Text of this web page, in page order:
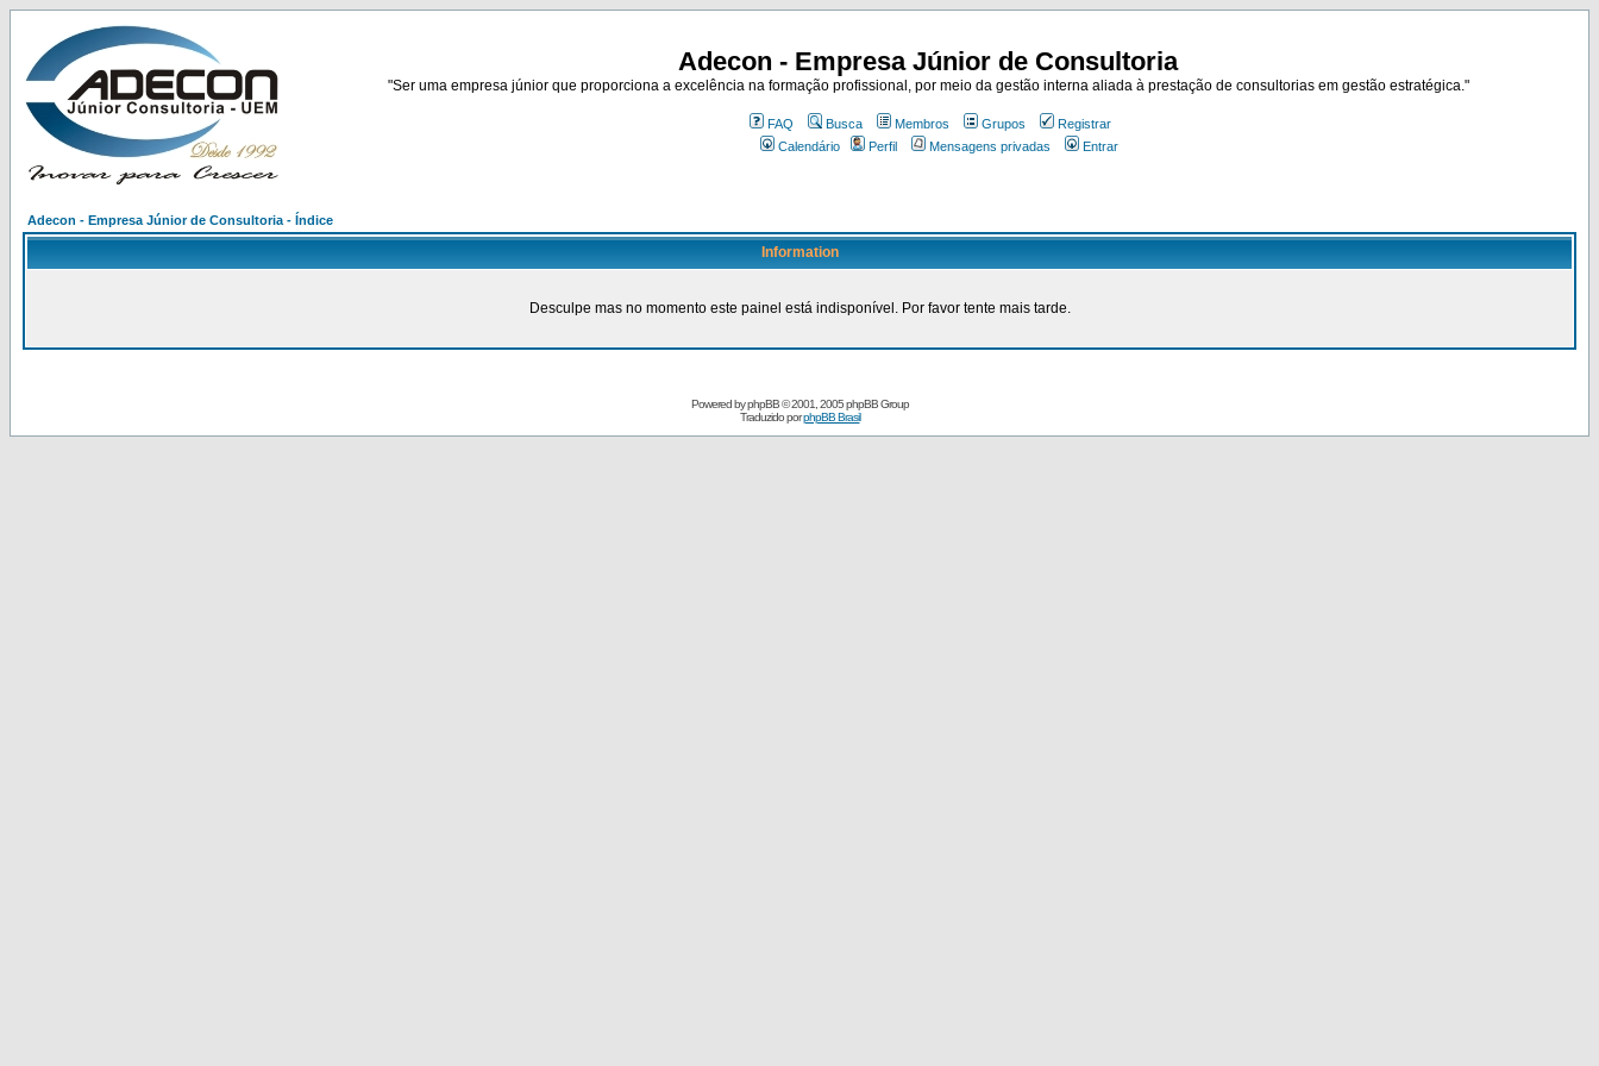
Adecon - Empresa Júnior de Consultoria
"Ser uma empresa júnior que proporciona a excelência na formação profissional, por meio da gestão interna aliada à prestação de consultorias em gestão estratégica."
FAQ Busca Membros Grupos
Registrar
Calendário
Perfil Mensagens privadas Entrar
Adecon - Empresa Júnior de Consultoria - Índice
Information
Desculpe mas no momento este painel está indisponível. Por favor tente mais tarde.
Powered byphpBB© 2001, 2005 phpBB Group
Traduzido porphpBB Brasil